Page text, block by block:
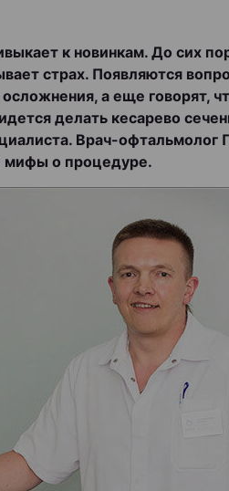
к новинкам. До сих
страх. Появляются
а еще говорят,
делать кесарево
Врач-офтальмолог
мифы о процедуре.